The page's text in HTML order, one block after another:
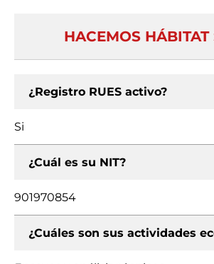
HACEMOS HÁBITAT
¿Registro RUES activo?
Si
¿Cuál es su NIT?
901970854
¿Cuáles son sus actividades